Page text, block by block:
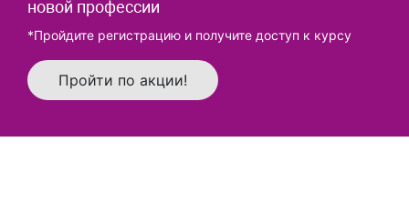
новой профессии
*Пройдите регистрацию и получите доступ к курсу
Пройти по акции!